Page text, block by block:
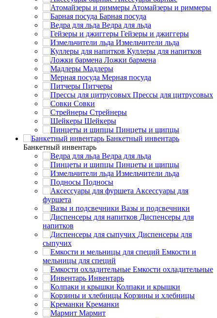
Атомайзеры и риммеры
Барная посуда
Ведра для льда
Гейзеры и джиггеры
Измельчители льда
Куллеры для напитков
Ложки бармена
Мадлеры
Мерная посуда
Питчеры
Прессы для цитрусовых
Совки
Стрейнеры
Шейкеры
Пинцеты и щипцы
Банкетный инвентарь
Банкетный инвентарь
Ведра для льда
Пинцеты и щипцы
Измельчители льда
Подносы
Аксессуары для
фуршета
Вазы и подсвечники
Диспенсеры для
напитков
Диспенсеры для
сыпучих
Емкости и
мельницы для специй
Емкости охладительные
Инвентарь
Колпаки и крышки
Корзины и хлебницы
Креманки
Мармит